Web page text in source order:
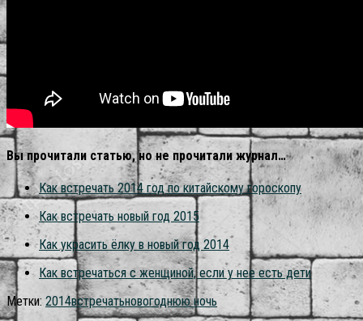
Вы прочитали статью, но не прочитали журнал…
Как встречать 2014 год по китайскому гороскопу
Как встречать новый год 2015
Как украсить ёлку в новый год 2014
Как встречаться с женщиной, если у нее есть дети
Метки: 2014встречатьновогоднюю ночь